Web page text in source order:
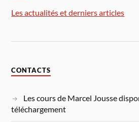
Les actualités et derniers articles
CONTACTS
Les cours de Marcel Jousse
téléchargement